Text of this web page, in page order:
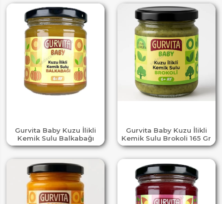
Gurvita Baby Kuzu İlikli
Kemik Sulu Balkabağı
Gurvita Baby Kuzu İlikli
Kemik Sulu Brokoli 165 Gr